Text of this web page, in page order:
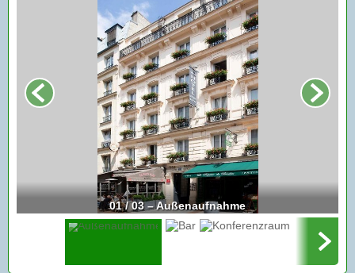
01 / 03 – Außenaufnahme